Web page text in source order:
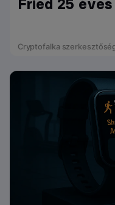
Fried 25
Cryptofalka